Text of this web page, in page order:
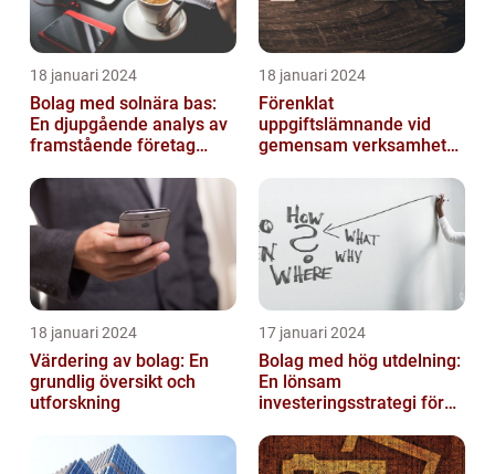
18 januari 2024
Bolag med solnära bas:
En djupgående analys av
framstående företag
18 januari 2024
Förenklat
uppgiftslämnande vid
gemensam verksamhet
18 januari 2024
Värdering av bolag: En
grundlig översikt och
utforskning
17 januari 2024
Bolag med hög utdelning:
En lönsam
investeringsstrategi för